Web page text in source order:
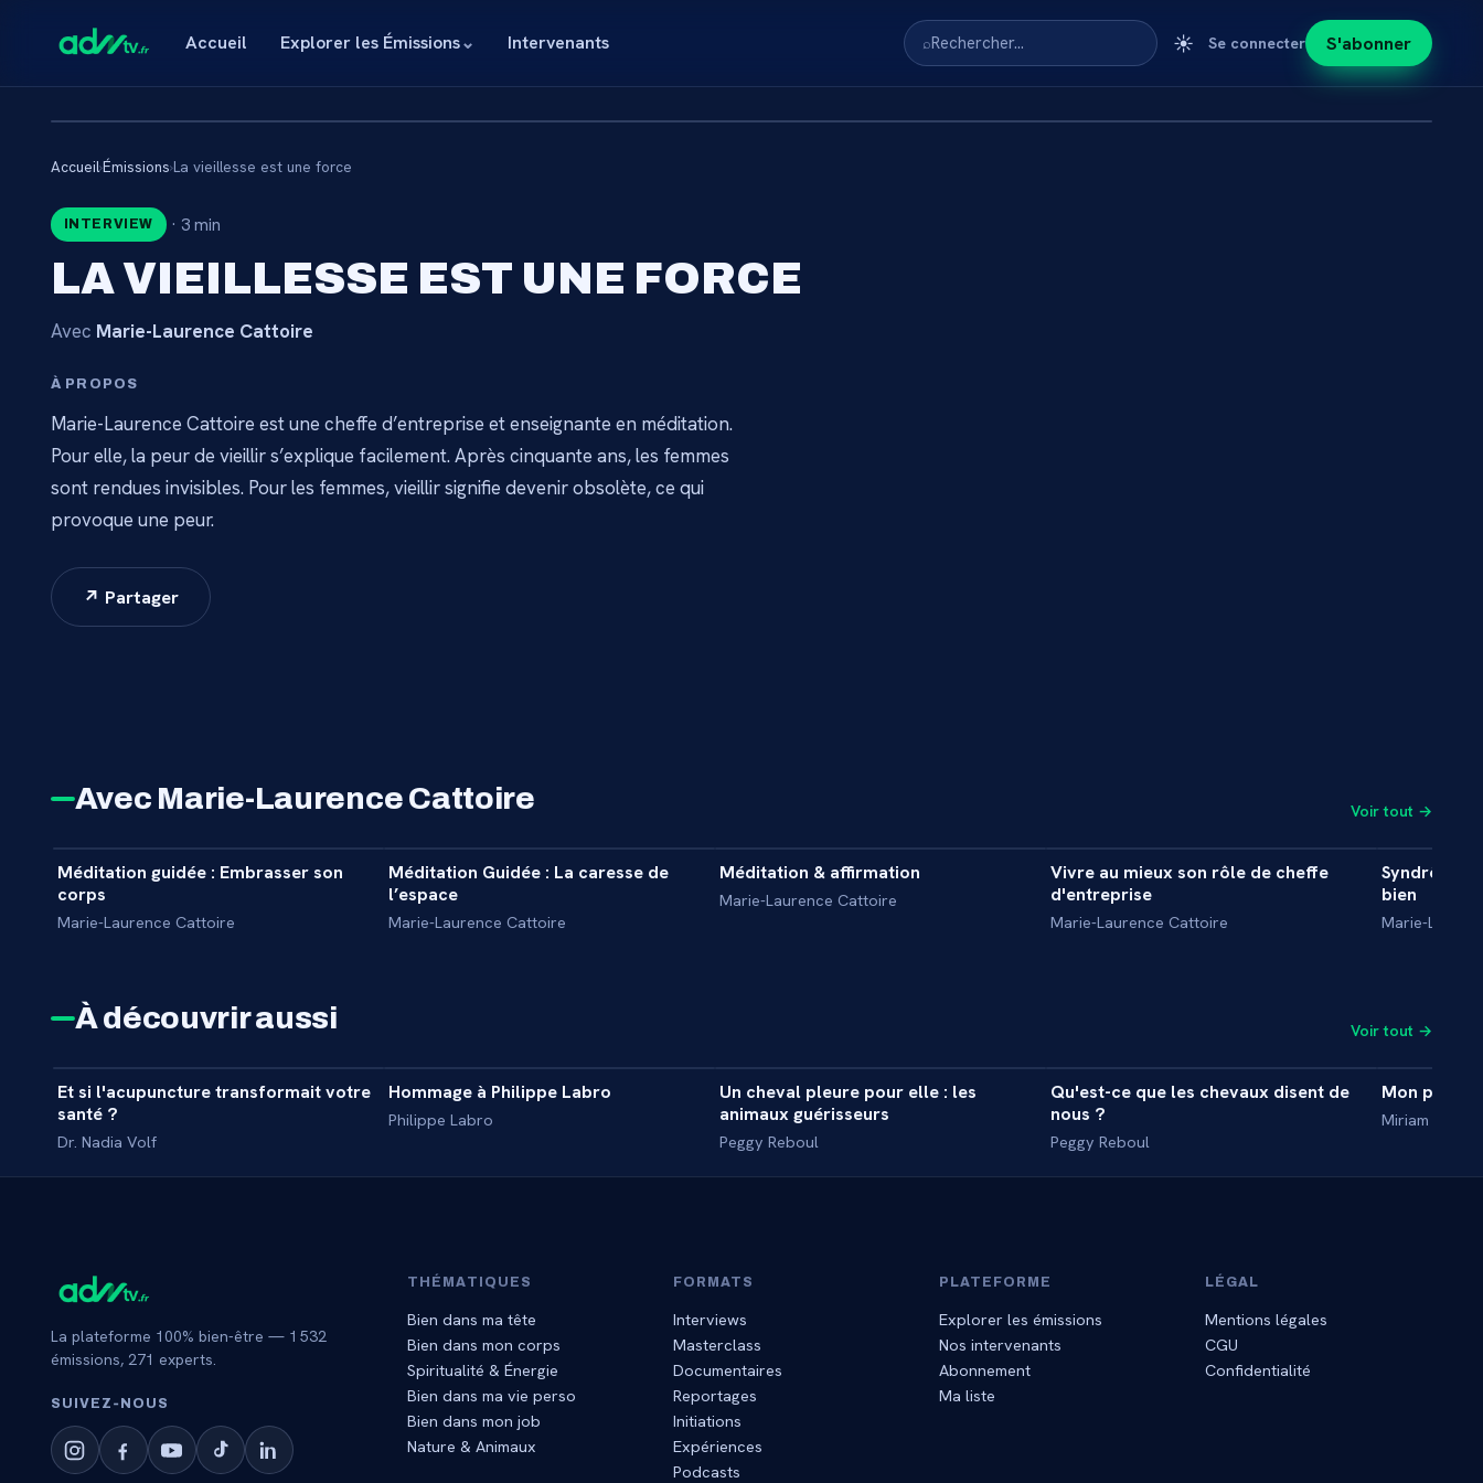
Accueil Explorer les Émissions⌄ Intervenants ⌕Rechercher… ☀️ Se connecter S'abonner
CONTENU RÉSERVÉ AUX
ABONNÉS
Débloquer l'accès →
Accueil›Émissions›La vieillesse est une force
INTERVIEW · 3 min
LA VIEILLESSE EST UNE FORCE
Avec Marie-Laurence Cattoire
À PROPOS
Marie-Laurence Cattoire est une cheffe d’entreprise et enseignante en méditation.
Pour elle, la peur de vieillir s’explique facilement. Après cinquante ans, les femmes
sont rendues invisibles. Pour les femmes, vieillir signifie devenir obsolète, ce qui
provoque une peur.
↗ Partager
Avec Marie-Laurence Cattoire Voir tout →
INITIATION
Méditation guidée : Embrasser son
corps
Marie-Laurence Cattoire
INITIATION
Méditation Guidée : La caresse de
l’espace
Marie-Laurence Cattoire
INTERVIEW
Méditation & affirmation
Marie-Laurence Cattoire
INTERVIEW
Vivre au mieux son rôle de cheffe
d'entreprise
Marie-Laurence Cattoire
Syndrôme
bien
Marie-
À découvrir aussi Voir tout →
MASTERCLASS
Et si l'acupuncture transformait votre
santé ?
Dr. Nadia Volf
Hommage à Philippe Labro
Philippe Labro
INTERVIEW
Un cheval pleure pour elle : les
animaux guérisseurs
Peggy Reboul
INTERVIEW
Qu'est-ce que les chevaux disent de
nous ?
Peggy Reboul
Mon
Miriam
La plateforme 100% bien-être — 1 532
émissions, 271 experts.
SUIVEZ‑NOUS
THÉMATIQUES
Bien dans ma tête
Bien dans mon corps
Spiritualité & Énergie
Bien dans ma vie perso
Bien dans mon job
Nature & Animaux
FORMATS
Interviews
Masterclass
Documentaires
Reportages
Initiations
Expériences
Podcasts
PLATEFORME
Explorer les émissions
Nos intervenants
Abonnement
Ma liste
LÉGAL
Mentions légales
CGU
Confidentialité